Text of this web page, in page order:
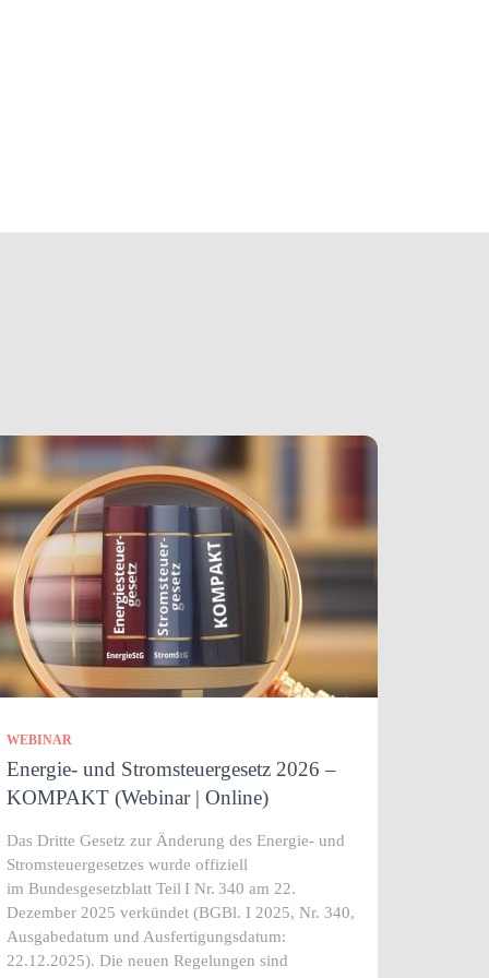
WEBINAR
Energie- und Stromsteuergesetz 2026 –
KOMPAKT (Webinar | Online)
Das Dritte Gesetz zur Änderung des Energie‑ und
Stromsteuergesetzes wurde offiziell
im Bundesgesetzblatt Teil I Nr. 340 am 22.
Dezember 2025 verkündet (BGBl. I 2025, Nr. 340,
Ausgabedatum und Ausfertigungsdatum:
22.12.2025). Die neuen Regelungen sind